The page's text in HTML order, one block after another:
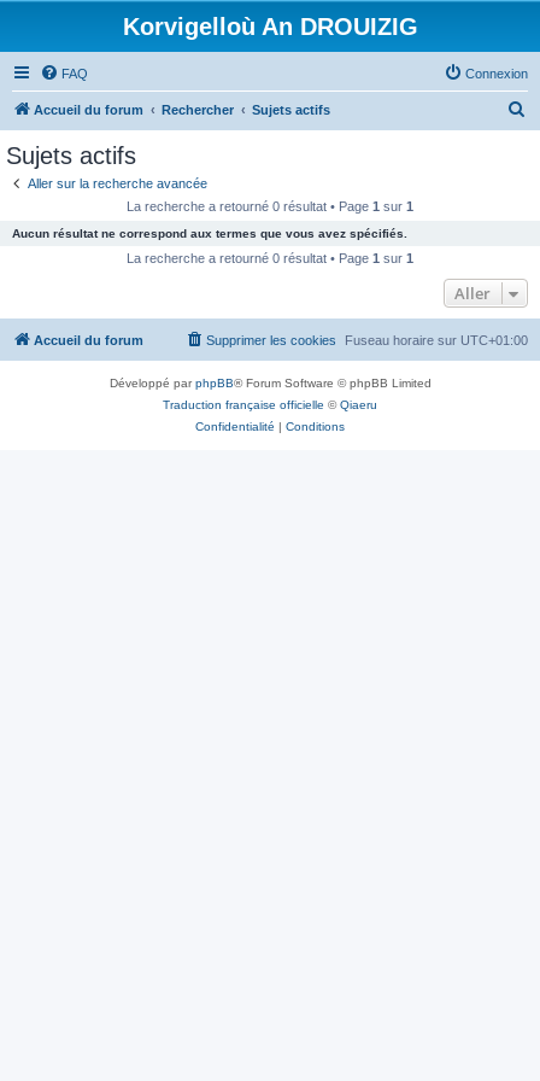
Korvigelloù An DROUIZIG
FAQ Connexion
Accueil du forum Rechercher Sujets actifs
c
e
Sujets actifs
Aller sur la recherche avancée
La recherche a retourné 0 résultat • Page 1 sur 1
Aucun résultat ne correspond aux termes que vous avez spécifiés.
La recherche a retourné 0 résultat • Page 1 sur 1
Aller
Accueil du forum Fuseau horaire sur UTC+01:00
Supprimer les cookies
Développé parphpBB® Forum Software © phpBB Limited
Traduction française officielle ©Qiaeru
Confidentialité | Conditions